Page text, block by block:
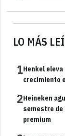
LO MÁS
1Henkel
crecimiento
2Heineken
semestre de
premium